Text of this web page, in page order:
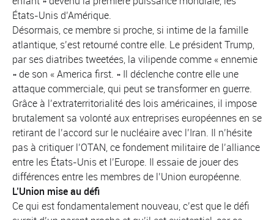
États-Unis d’Amérique.
Désormais, ce membre si proche, si intime de la famille
atlantique, s’est retourné contre elle. Le président Trump,
par ses diatribes tweetées, la vilipende comme « ennemie
» de son « America first. » Il déclenche contre elle une
attaque commerciale, qui peut se transformer en guerre.
Grâce à l’extraterritorialité des lois américaines, il impose
brutalement sa volonté aux entreprises européennes en se
retirant de l’accord sur le nucléaire avec l’Iran. Il n’hésite
pas à critiquer l’OTAN, ce fondement militaire de l’alliance
entre les États-Unis et l’Europe. Il essaie de jouer des
différences entre les membres de l’Union européenne.
L’Union mise au défi
Ce qui est fondamentalement nouveau, c’est que le défi